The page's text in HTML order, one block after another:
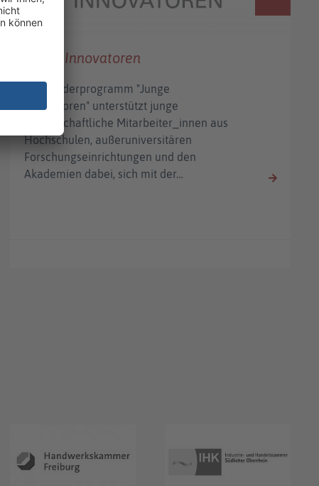
Junge Innovatoren
Das Förderprogramm "Junge
Innovatoren" unterstützt junge
wissenschaftliche Mitarbeiter_innen aus
Hochschulen, außeruniversitären
Forschungseinrichtungen und den
Akademien dabei, sich mit der…